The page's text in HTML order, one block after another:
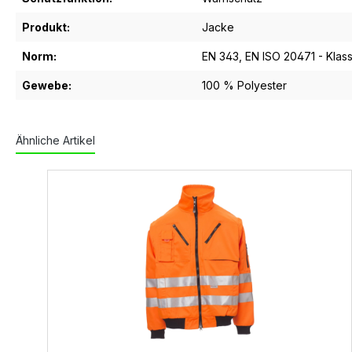
Produkt: Jacke
Norm: EN 343 , EN ISO 20471 -
Gewebe: 100 % Polyester
Ähnliche Artikel